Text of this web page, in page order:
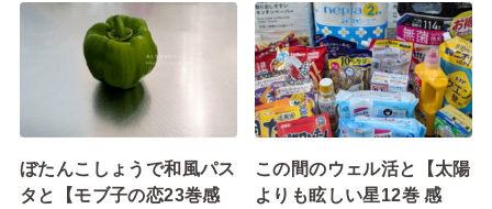
ぼたんこしょうで和風パス
タと【モブ子の恋23巻感
この間のウェル活と【太陽
よりも眩しい星12巻 感